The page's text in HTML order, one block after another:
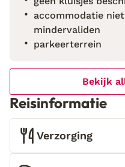
verkennen? Rijd naar
de Papagayo of
verwonderen door het
benoemd is tot
als eerste ontdekken?
accommodatie
mindervaliden
parkeerterrein
Bekijk
Reisinformatie
Verzorging